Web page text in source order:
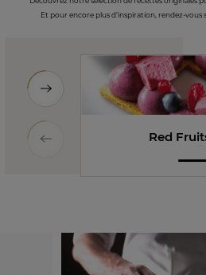
Et pour encore plus d’inspiration, rendez-vous
Red